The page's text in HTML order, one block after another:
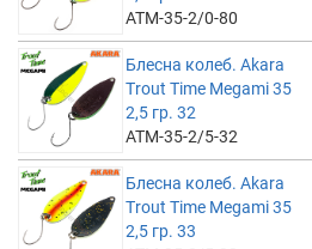
ATM-35-2/0-80
Блесна колеб. Akara
Trout Time Megami 35
2,5 гр. 32
ATM-35-2/5-32
Блесна колеб. Akara
Trout Time Megami 35
2,5 гр. 33